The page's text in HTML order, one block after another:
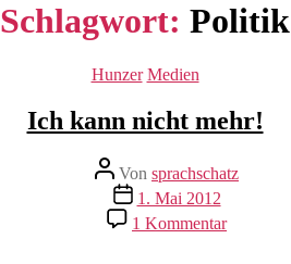
Schlagwort: Politik
Kategorien
Hunzer Medien
Ich kann nicht mehr!
Beitragsautor
Von sprachschatz
Veröffentlichungsdatum
1. Mai 2012
1 Kommentarzu
Ich